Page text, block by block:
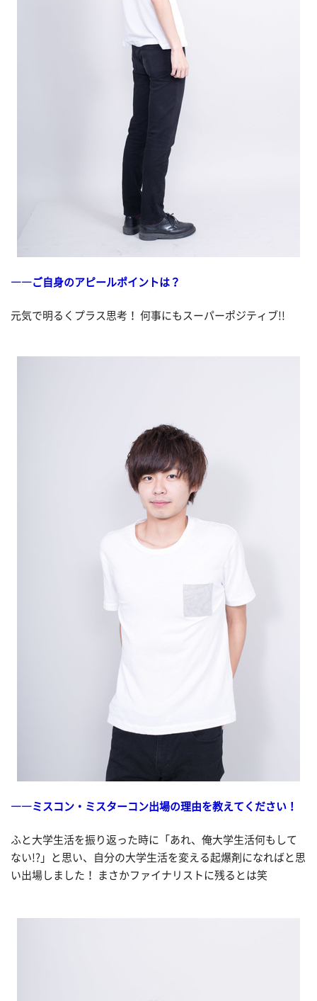
――ご自身のアピールポイントは？
元気で明るくプラス思考！ 何事にもスーパーポジティブ!!
――ミスコン・ミスターコン出場の理由を教えてください！
ふと大学生活を振り返った時に「あれ、俺大学生活何もして
ない!?」と思い、自分の大学生活を変える起爆剤になればと思
い出場しました！ まさかファイナリストに残るとは笑